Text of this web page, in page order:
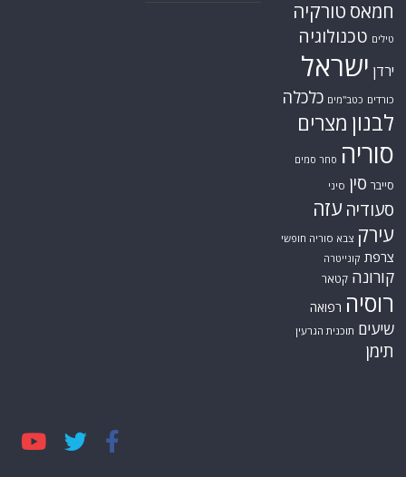
חמאס טורקיה
טילים טכנולוגיה
ירדן ישראל
כורדים כטב"מים כלכלה
לבנון מצרים
סוריה סחר סמים
סייבר סין סיני
סעודיה עזה
עירק צבא סוריה חופשי
צרפת קונייטרה
קורונה קטאר
רוסיה רפואה
שיעים תוכנית הגרעין
תימן